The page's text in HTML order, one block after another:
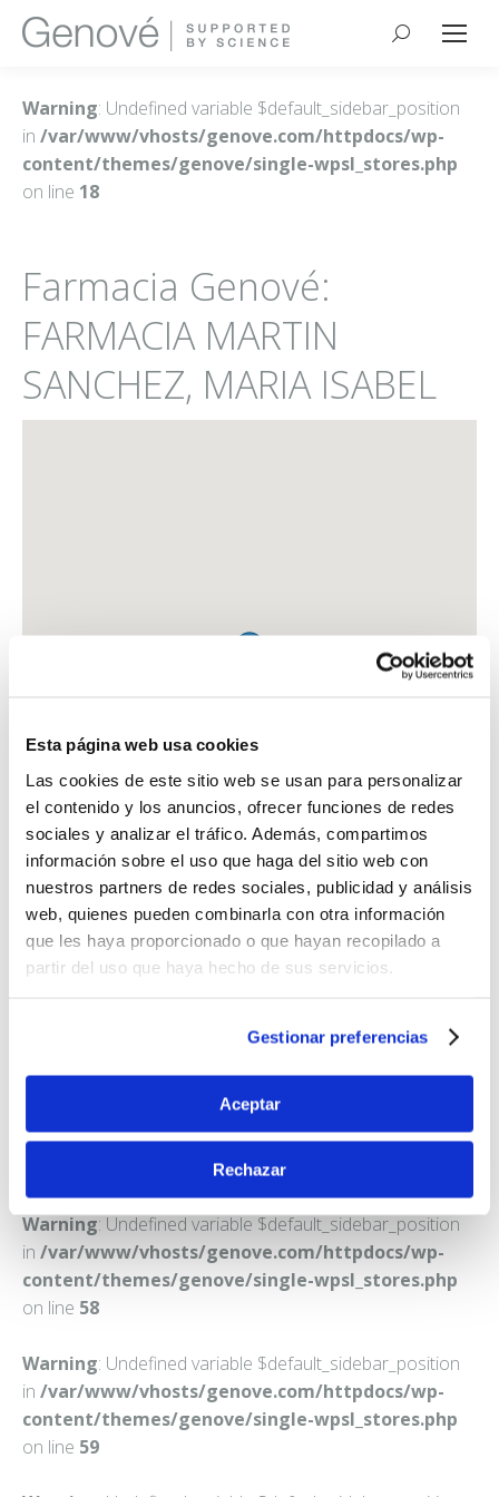
Esta página web usa cookies
Las cookies de este sitio web se usan para personalizar
el contenido y los anuncios, ofrecer funciones de redes
sociales y analizar el tráfico. Además, compartimos
información sobre el uso que haga del sitio web con
nuestros partners de redes sociales, publicidad y análisis
web, quienes pueden combinarla con otra información
que les haya proporcionado o que hayan recopilado a
partir del uso que haya hecho de sus servicios.
Gestionar preferencias
Aceptar
Rechazar
Buscar:
Warning: Undefined variable $default_sidebar_position
in /var/www/vhosts/genove.com/httpdocs/wp-
content/themes/genove/single-wpsl_stores.php
on line 18
Farmacia Genové:
FARMACIA MARTIN
SANCHEZ, MARIA ISABEL
FARMACIA MARTIN SANCHEZ, MARIA ISABEL
PZA. ELEGIDO, SN
Warning: Undefined variable $default_sidebar_position
in /var/www/vhosts/genove.com/httpdocs/wp-
content/themes/genove/single-wpsl_stores.php
on line 58
Warning: Undefined variable $default_sidebar_position
in /var/www/vhosts/genove.com/httpdocs/wp-
content/themes/genove/single-wpsl_stores.php
on line 59